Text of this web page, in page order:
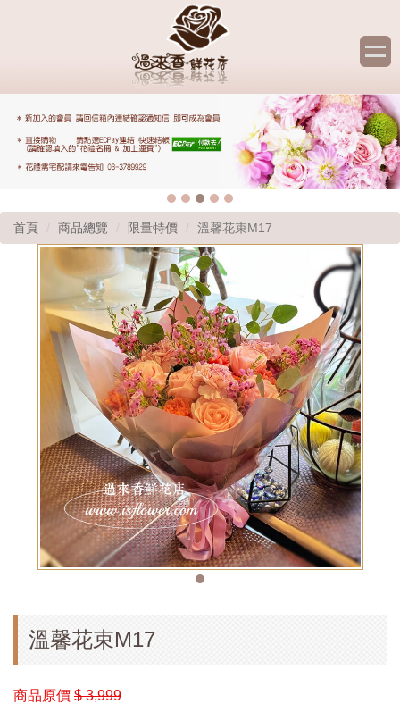
首頁 商品總覽 限量特價 溫馨花束M17
溫馨花束M17
商品原價 $ 3,999